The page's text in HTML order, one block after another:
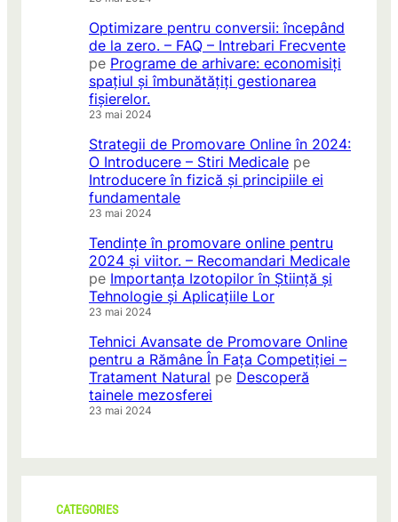
Optimizare pentru conversii: începând
de la zero. – FAQ – Intrebari Frecvente
pe Programe de arhivare: economisiți
spațiul și îmbunătățiți gestionarea
fișierelor.
23 mai 2024
Strategii de Promovare Online în 2024:
O Introducere – Stiri Medicale pe
Introducere în fizică și principiile ei
fundamentale
23 mai 2024
Tendințe în promovare online pentru
2024 și viitor. – Recomandari Medicale
pe Importanța Izotopilor în Știință și
Tehnologie și Aplicațiile Lor
23 mai 2024
Tehnici Avansate de Promovare Online
pentru a Rămâne În Fața Competiției –
Tratament Natural pe Descoperă
tainele mezosferei
23 mai 2024
CATEGORIES